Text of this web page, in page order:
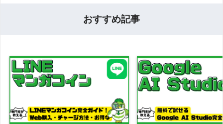
おすすめ記事